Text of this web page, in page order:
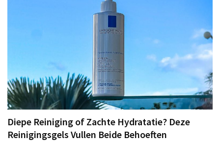
Diepe Reiniging of Zachte Hydratatie? Deze
Reinigingsgels Vullen Beide Behoeften